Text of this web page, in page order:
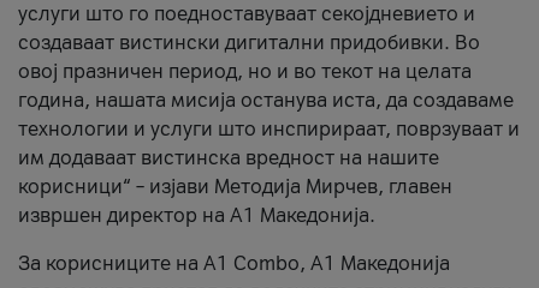
услуги што го поедноставуваат секојдневието и
создаваат вистински дигитални придобивки. Во
овој празничен период, но и во текот на целата
година, нашата мисија останува иста, да создаваме
технологии и услуги што инспирираат, поврзуваат и
им додаваат вистинска вредност на нашите
корисници“ – изјави Методија Мирчев, главен
извршен директор на А1 Македонија.
За корисниците на A1 Combo, А1 Македонија